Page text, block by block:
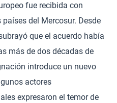
fue recibida con
del Mercosur. Desde
que el acuerdo había
más de dos décadas de
introduce un nuevo
actores
expresaron el temor de